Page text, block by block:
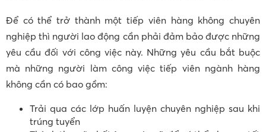
Để có thể trở thành một tiếp viên hàng không chuyên
nghiệp thì người lao động cần phải đảm bảo được những
yêu cầu đối với công việc này. Những yêu cầu bắt buộc
mà những người làm công việc tiếp viên ngành hàng
không cần có bao gồm:
Trải qua các lớp huấn luyện chuyên nghiệp sau khi
trúng tuyển